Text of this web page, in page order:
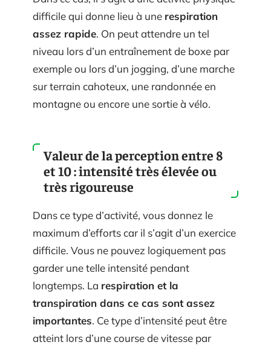
difficile qui donne lieu à une respiration
assez rapide. On peut attendre un tel
niveau lors d’un entraînement de boxe par
exemple ou lors d’un jogging, d’une marche
sur terrain cahoteux, une randonnée en
montagne ou encore une sortie à vélo.
Valeur de la perception entre 8
et 10 : intensité très élevée ou
très rigoureuse
Dans ce type d’activité, vous donnez le
maximum d’efforts car il s’agit d’un exercice
difficile. Vous ne pouvez logiquement pas
garder une telle intensité pendant
longtemps. La respiration et la
transpiration dans ce cas sont assez
importantes. Ce type d’intensité peut être
atteint lors d’une course de vitesse par